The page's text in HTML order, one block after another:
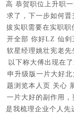
高 恭贺职位上升职
求了，下一步如何
拔实职需要在实职
开全部 你好LZ 仙剑
软星经理姚壮宪老
以下称大傅出现在
申升级版一片大好
题浏览本人页 关心
一片大好的副作用
是我梳理企业个人先